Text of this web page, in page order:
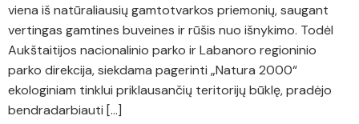
viena iš natūraliausių gamtotvarkos priemonių, saugant
vertingas gamtines buveines ir rūšis nuo išnykimo. Todėl
Aukštaitijos nacionalinio parko ir Labanoro regioninio
parko direkcija, siekdama pagerinti „Natura 2000“
ekologiniam tinklui priklausančių teritorijų būklę, pradėjo
bendradarbiauti […]